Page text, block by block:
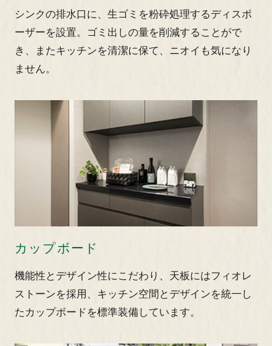
シンクの排水口に、生ゴミを粉砕処理するディスポ
ーザーを設置。ゴミ出しの量を削減することがで
き、またキッチンを清潔に保て、ニオイも気になり
ません。
カップボード
機能性とデザイン性にこだわり、天板にはフィオレ
ストーンを採用、キッチン空間とデザインを統一し
たカップボードを標準装備しています。